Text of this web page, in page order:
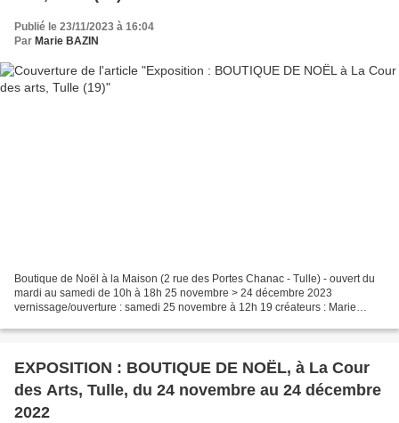
Publié le 23/11/2023 à 16:04
Par Marie BAZIN
Boutique de Noël à la Maison (2 rue des Portes Chanac - Tulle) - ouvert du
mardi au samedi de 10h à 18h 25 novembre > 24 décembre 2023
vernissage/ouverture : samedi 25 novembre à 12h 19 créateurs : Marie
EXPOSITION : BOUTIQUE DE NOËL, à La Cour
des Arts, Tulle, du 24 novembre au 24 décembre
2022